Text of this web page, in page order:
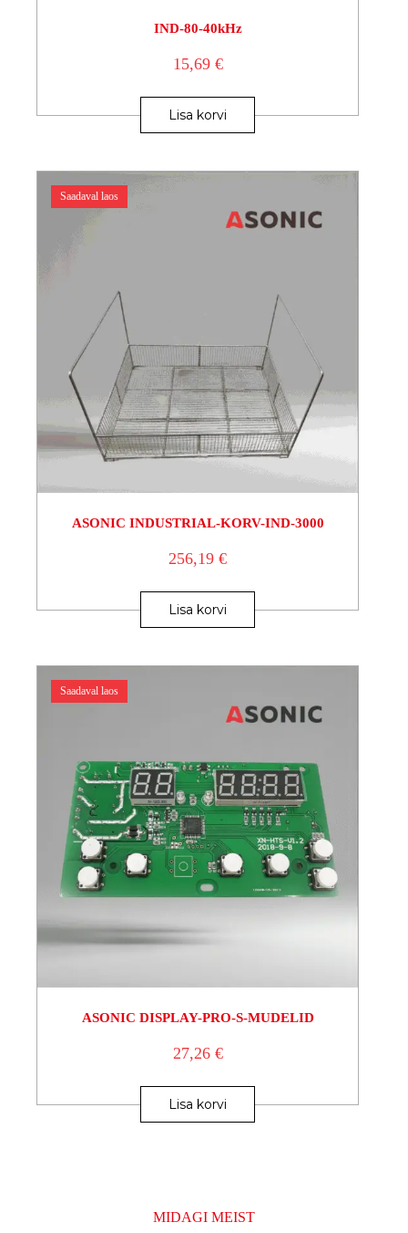
IND-80-40kHz
15,69 €
Lisa korvi
Saadaval laos
ASONIC INDUSTRIAL-KORV-IND-3000
256,19€
Lisa korvi
Saadaval laos
ASONIC DISPLAY-PRO-S-MUDELID
27,26 €
Lisa korvi
MIDAGI MEIST